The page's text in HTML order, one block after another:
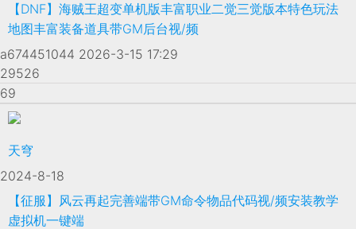
【DNF】海贼王超变单机版丰富职业二觉三觉版本特色玩法
地图丰富装备道具带GM后台视/频
a674451044 2026-3-15 17:29
29526
69
天穹
2024-8-18
【征服】风云再起完善端带GM命令物品代码视/频安装教学
虚拟机一键端